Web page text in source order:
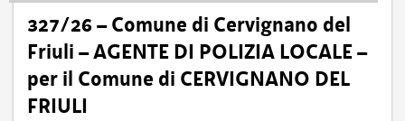
327/26 – Comune di Cervignano del
Friuli – AGENTE DI POLIZIA LOCALE –
per il Comune di CERVIGNANO DEL
FRIULI